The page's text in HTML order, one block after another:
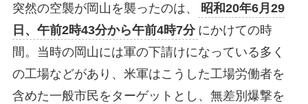
突然の空襲が岡山を襲ったのは、
昭和20年6月29
日、午前2時43分から午前4時7分 にかけての時
間。当時の岡山には軍の下請けになっている多く
の工場などがあり、米軍はこうした工場労働者を
含めた一般市民をターゲットとし、無差別爆撃を